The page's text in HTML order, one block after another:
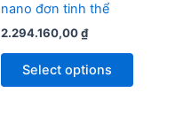
nano đơn tinh thể
2.294.160,00₫
Select options